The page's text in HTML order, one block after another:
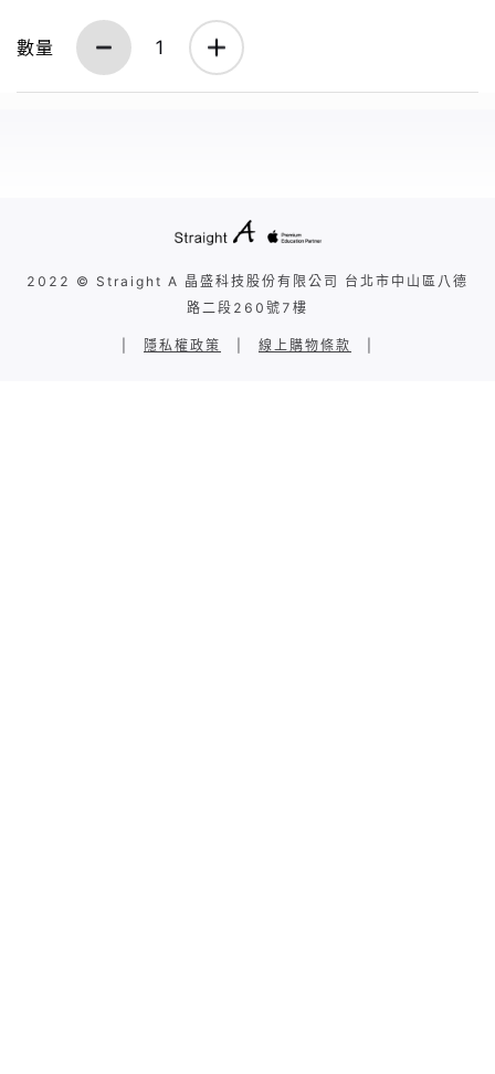
數量 1
2022 © Straight A 晶盛科技股份有限公司 台北市中山區八德
路二段260號7樓
隱私權政策 線上購物條款